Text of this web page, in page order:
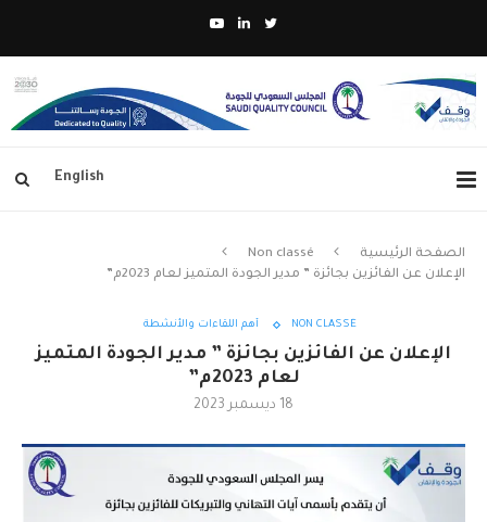
English
الصفحة الرئيسية
Non classé
الإعلان عن الفائزين بجائزة ” مدير الجودة المتميز لعام 2023م”
NON CLASSÉ أهم اللقاءات والأنشطة
الإعلان عن الفائزين بجائزة ” مدير الجودة المتميز
لعام 2023م”
18 ديسمبر 2023